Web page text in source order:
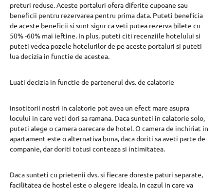
preturi reduse. Aceste portaluri ofera diferite cupoane sau
beneficii pentru rezervarea pentru prima data. Puteti beneficia
de aceste beneficii si sunt sigur ca veti putea rezerva bilete cu
50% -60% mai ieftine. In plus, puteti citi recenziile hotelului si
puteti vedea pozele hotelurilor de pe aceste portaluri si puteti
lua decizia in functie de acestea.
Luati decizia in functie de partenerul dvs. de calatorie
Insotitorii nostri in calatorie pot avea un efect mare asupra
locului in care veti dori sa ramana. Daca sunteti in calatorie solo,
puteti alege o camera oarecare de hotel. O camera de inchiriat in
apartament este o alternativa buna, daca doriti sa aveti parte de
companie, dar doriti totusi conteaza si intimitatea.
Daca sunteti cu prietenii dvs. si fiecare doreste paturi separate,
facilitatea de hostel este o alegere ideala. In cazul in care va